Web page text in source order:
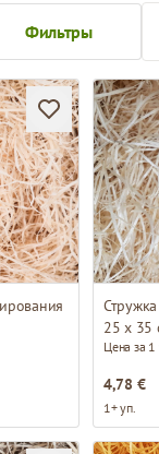
Фильтры
25 x 35
Цена за 1
4,78 €
1+ уп.